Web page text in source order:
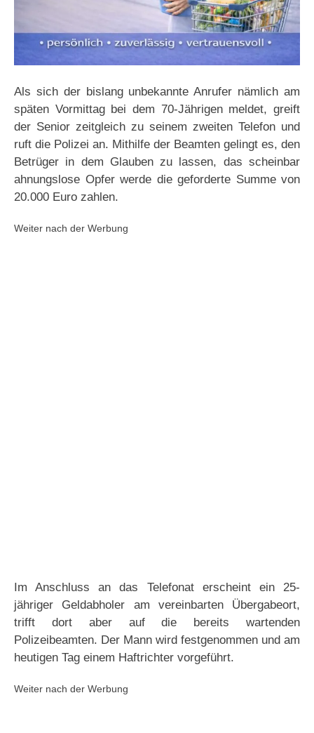
Als sich der bislang unbekannte Anrufer nämlich am
späten Vormittag bei dem 70-Jährigen meldet, greift
der Senior zeitgleich zu seinem zweiten Telefon und
ruft die Polizei an. Mithilfe der Beamten gelingt es, den
Betrüger in dem Glauben zu lassen, das scheinbar
ahnungslose Opfer werde die geforderte Summe von
20.000 Euro zahlen.
Weiter nach der Werbung
Im Anschluss an das Telefonat erscheint ein 25-
jähriger Geldabholer am vereinbarten Übergabeort,
trifft dort aber auf die bereits wartenden
Polizeibeamten. Der Mann wird festgenommen und am
heutigen Tag einem Haftrichter vorgeführt.
Weiter nach der Werbung